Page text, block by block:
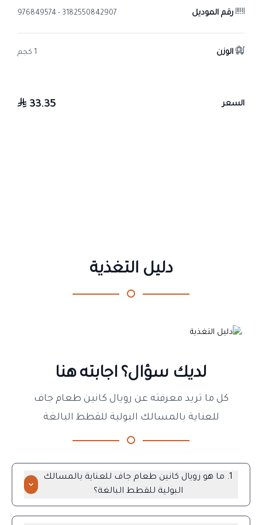
رقم الموديل 3182550842907 - 976849574
الوزن 1 كجم
السعر 33.35
دليل التغذية
لديك سؤال؟ اجابته هنا
كل ما تريد معرفته عن رويال كانين طعام جاف
للعناية بالمسالك البولية للقطط البالغة
1. ما هو رويال كانين طعام جاف للعناية بالمسالك
البولية للقطط البالغة؟
هو طعام جاف كامل ومتوازن مصمم خصيصًا للقطط البالغة. تم